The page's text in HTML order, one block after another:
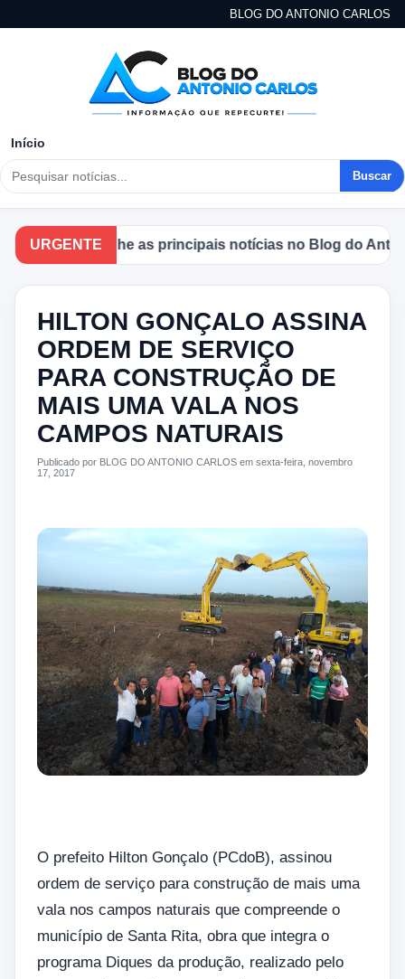
BLOG DO ANTONIO CARLOS
Início
Buscar
URGENTE
Acompanhe as principais notícias no Blog do Antonio
HILTON GONÇALO ASSINA
ORDEM DE SERVIÇO
PARA CONSTRUÇÃO DE
MAIS UMA VALA NOS
CAMPOS NATURAIS
Publicado por BLOG DO ANTONIO CARLOS em sexta-feira, novembro
17, 2017
O prefeito Hilton Gonçalo (PCdoB), assinou
ordem de serviço para construção de mais uma
vala nos campos naturais que compreende o
município de Santa Rita, obra que integra o
programa Diques da produção, realizado pelo